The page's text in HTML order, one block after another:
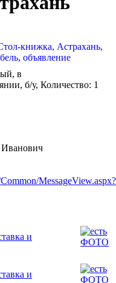
в
б/у, Количество: 1
MessageView.aspx?
и
и